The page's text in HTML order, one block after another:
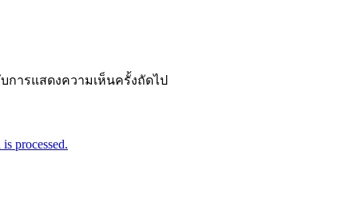
การแสดงความเห็นครั้งถัดไป
processed.